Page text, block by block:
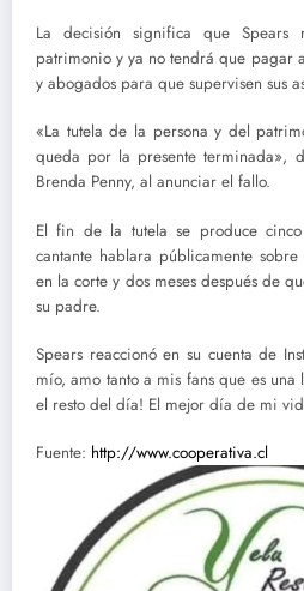
La decisión significa que Spears
patrimonio y ya no tendrá que pagar
y abogados para que supervisen sus
«La tutela de la persona y del
queda por la presente terminada»,
Brenda Penny, al anunciar el fallo.
El fin de la tutela se produce
cantante hablara públicamente
en la corte y dos meses después de
su padre.
Spears reaccionó en su cuenta de
mío, amo tanto a mis fans que es
el resto del día! El mejor día de mi
Fuente: http://www.cooperativa.cl